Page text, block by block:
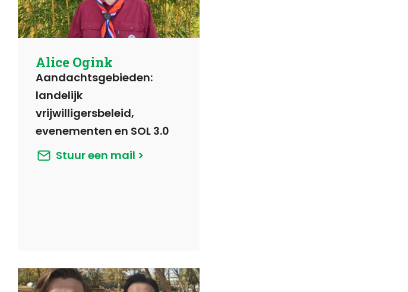
Alice Ogink
Aandachtsgebieden:
landelijk
vrijwilligersbeleid,
evenementen en SOL 3.0
Stuur een mail